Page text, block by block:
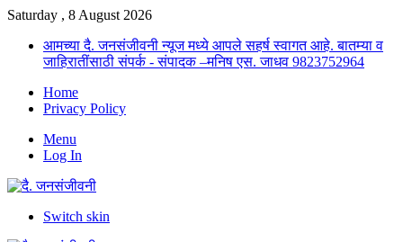
Saturday , 8 August 2026
आमच्या दै. जनसंजीवनी न्यूज मध्ये आपले सहर्ष स्वागत आहे. बातम्या व
जाहिरातींसाठी संपर्क - संपादक –मनिष एस. जाधव 9823752964
Home
Privacy Policy
Menu
Log In
Switch skin